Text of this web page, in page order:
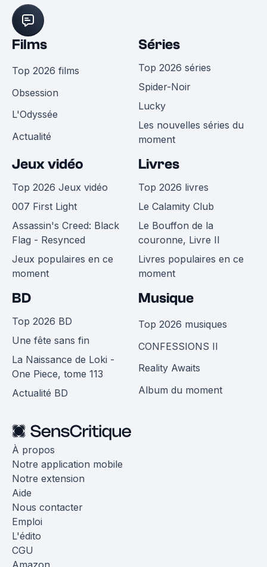
Films
Top 2026 films
Obsession
L'Odyssée
Actualité
Séries
Top 2026 séries
Spider-Noir
Lucky
Les nouvelles séries du
moment
Jeux vidéo
Top 2026 Jeux vidéo
007 First Light
Assassin's Creed: Black
Flag - Resynced
Jeux populaires en ce
moment
Livres
Top 2026 livres
Le Calamity Club
Le Bouffon de la
couronne, Livre II
Livres populaires en ce
moment
BD
Top 2026 BD
Une fête sans fin
La Naissance de Loki -
One Piece, tome 113
Actualité BD
Musique
Top 2026 musiques
CONFESSIONS II
Reality Awaits
Album du moment
À propos
Notre application mobile
Notre extension
Aide
Nous contacter
Emploi
L'édito
CGU
Amazon